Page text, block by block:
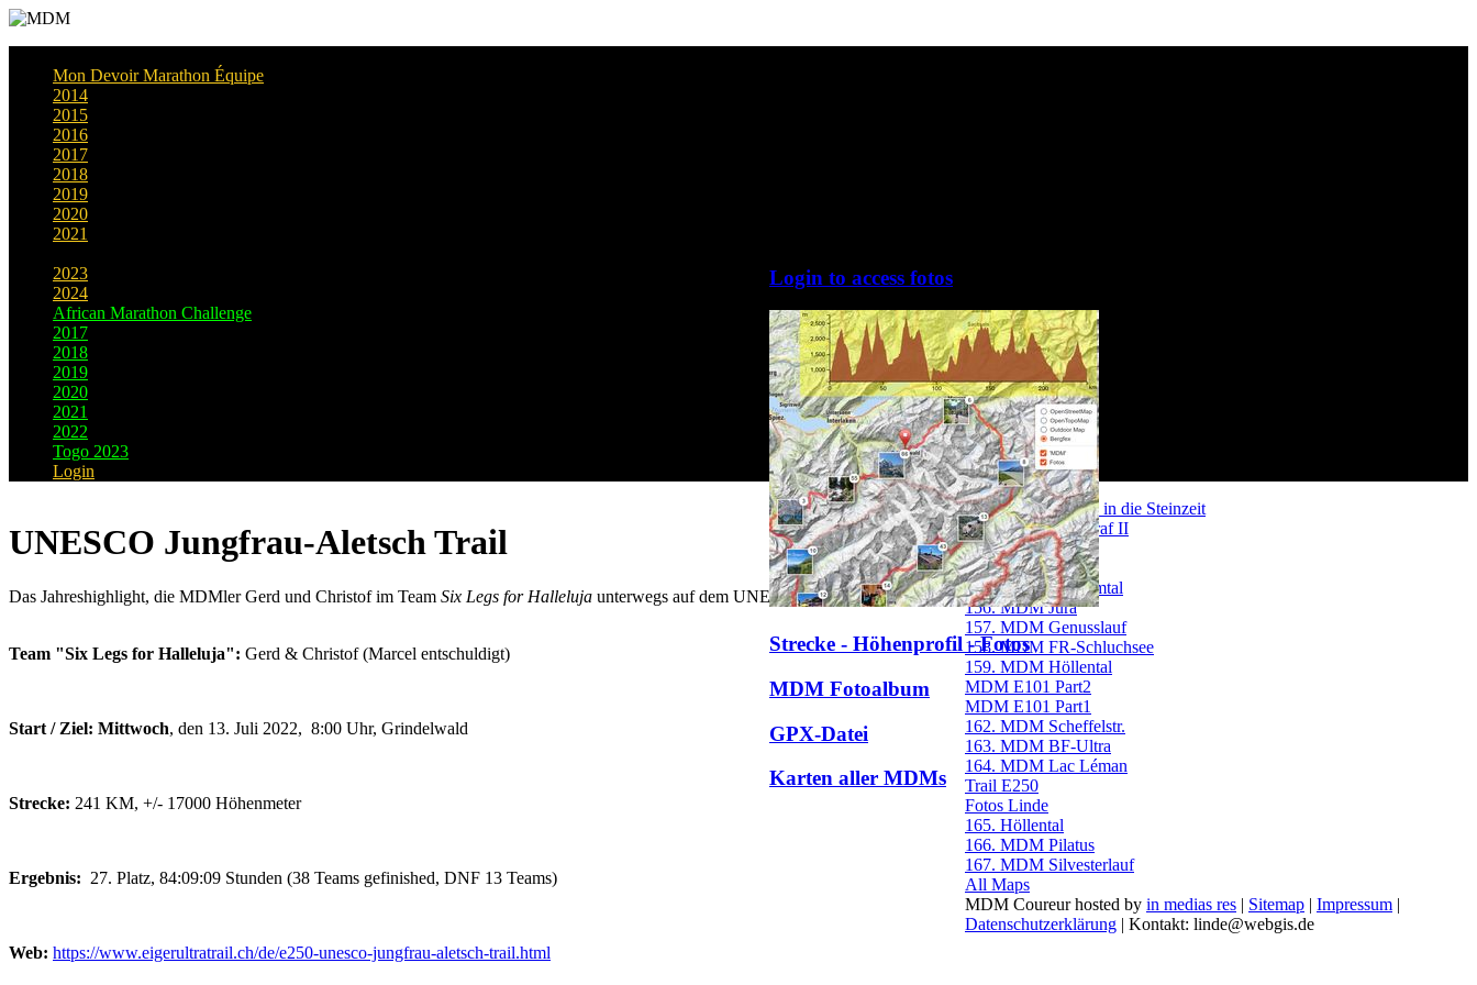
Mon Devoir Marathon Équipe
2014
2015
2016
2017
2018
2019
2020
2021
2023
2024
African Marathon Challenge
2017
2018
2019
2020
2021
2022
Togo 2023
Login
UNESCO Jungfrau-Aletsch Trail
Das Jahreshighlight, die MDMler Gerd und Christof im Team Six Legs for Halleluja unterwegs auf dem UNESCO Jungfrau-Aletsch Trail
Team "Six Legs for Halleluja": Gerd & Christof (Marcel entschuldigt)
Start / Ziel: Mittwoch, den 13. Juli 2022, 8:00 Uhr, Grindelwald
Strecke: 241 KM, +/- 17000 Höhenmeter
Ergebnis: 27. Platz, 84:09:09 Stunden (38 Teams gefinished, DNF 13 Teams)
Web: https://www.eigerultratrail.ch/de/e250-unesco-jungfrau-aletsch-trail.html
Login to access fotos
Strecke - Höhenprofil - Fotos
MDM Fotoalbum
GPX-Datei
Karten aller MDMs
151. MDM Zurück in die Steinzeit
152. MDM Markgraf II
153. Burgenrunde
154. Kaiserstuhl
155. MDM Dreisamtal
156. MDM Jura
157. MDM Genusslauf
158. MDM FR-Schluchsee
159. MDM Höllental
MDM E101 Part2
MDM E101 Part1
162. MDM Scheffelstr.
163. MDM BF-Ultra
164. MDM Lac Léman
Trail E250
Fotos Linde
165. Höllental
166. MDM Pilatus
167. MDM Silvesterlauf
All Maps
MDM Coureur hosted by in medias res | Sitemap | Impressum |
Datenschutzerklärung | Kontakt: linde@webgis.de